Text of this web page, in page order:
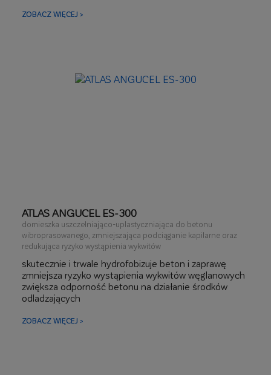
odladzających
ZOBACZ WIĘCEJ >
ATLAS ANGUCEL ES-300
domieszka uszczelniająco-uplastyczniająca do betonu
wibroprasowanego, zmniejszająca podciąganie kapilarne oraz
redukująca ryzyko wystąpienia wykwitów
skutecznie i trwale hydrofobizuje beton i zaprawę
zmniejsza ryzyko wystąpienia wykwitów węglanowych
zwiększa odporność betonu na działanie środków
odladzających
ZOBACZ WIĘCEJ >